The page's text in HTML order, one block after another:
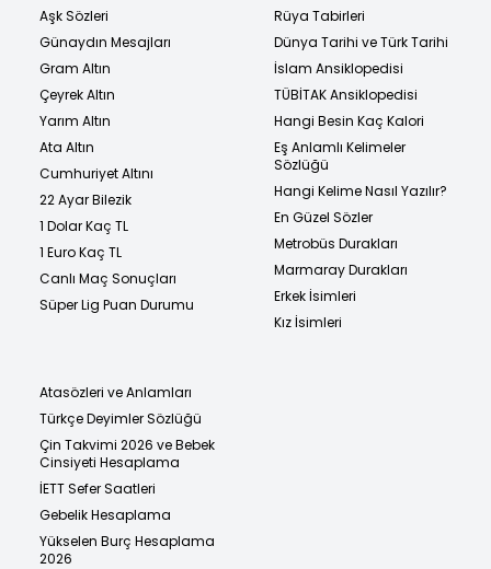
Aşk Sözleri
Günaydın Mesajları
Gram Altın
Çeyrek Altın
Yarım Altın
Ata Altın
Cumhuriyet Altını
22 Ayar Bilezik
1 Dolar Kaç TL
1 Euro Kaç TL
Canlı Maç Sonuçları
Süper Lig Puan Durumu
Rüya Tabirleri
Dünya Tarihi ve Türk Tarihi
İslam Ansiklopedisi
TÜBİTAK Ansiklopedisi
Hangi Besin Kaç Kalori
Eş Anlamlı Kelimeler
Sözlüğü
Hangi Kelime Nasıl Yazılır?
En Güzel Sözler
Metrobüs Durakları
Marmaray Durakları
Erkek İsimleri
Kız İsimleri
Atasözleri ve Anlamları
Türkçe Deyimler Sözlüğü
Çin Takvimi 2026 ve Bebek
Cinsiyeti Hesaplama
İETT Sefer Saatleri
Gebelik Hesaplama
Yükselen Burç Hesaplama
2026